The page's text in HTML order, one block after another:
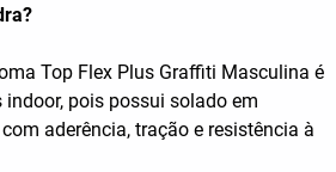
Top Flex Plus Graffiti Masculina é
pois possui solado em
aderência, tração e resistência à